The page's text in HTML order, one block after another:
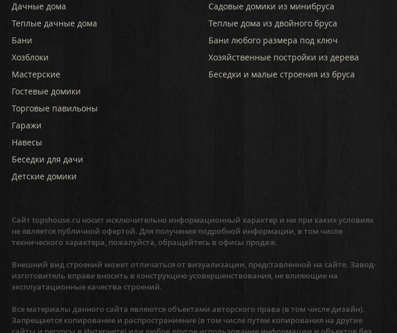
Дачные дома
Теплые дачные дома
Бани
Хозблоки
Мастерские
Гостевые домики
Торговые павильоны
Гаражи
Навесы
Беседки для дачи
Детские домики
Садовые домики из минибруса
Теплые дома из двойного бруса
Бани любого размера под ключ
Хозяйственные постройки из дерева
Беседки и малые строения из бруса
Сайт topshouse.ru носит исключительно информационный характер и ни при каких условиях
не является публичной офертой. Для получения подробной информации, в том числе
технического характера, пожалуйста, обращайтесь в офисы продаж.
Внешний вид строений может отличаться от визуализации, представленной на сайте. Завод-
изготовитель вправе вносить в конструкцию усовершенствования, не влияющие на
эксплуатационные качества строений.
Все материалы данного сайта являются объектами авторского права (в том числе дизайн).
Запрещается копирование и распространиение (в том числе путем копирования на другие